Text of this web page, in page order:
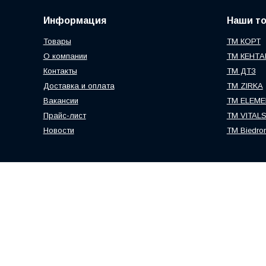
Информация
Товары
О компании
Контакты
Доставка и оплата
Вакансии
Прайс-лист
Новости
Наши
ТМ КОРТ
ТМ
ТМ ДТЗ
ТМ ZIRKA
TM
ТМ VITALS
TM